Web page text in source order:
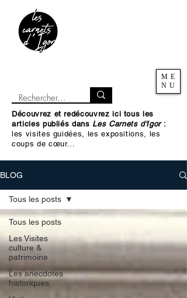
ME
NU
Découvrez et redécouvrez ici tous les
articles publiés dans Les Carnets d'Igor :
les visites guidées, les expositions, les
coups de cœur...
BLOG
Tous les posts
Les Visites
culture &
patrimoine
Les anecdotes
historiques
Tous les posts